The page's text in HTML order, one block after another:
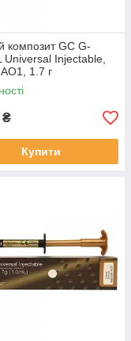
композит GC G-
Universal Injectable,
1.7 г
₴
Купити